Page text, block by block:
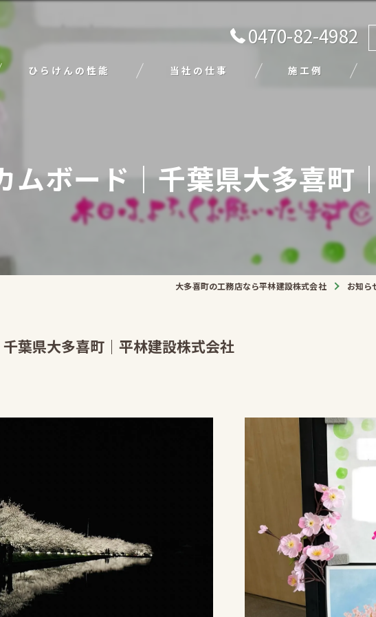
0470-82-4982
ひらけんの性能 当社の仕事
エクステリア
外壁塗装
施工例
ムボード｜千葉県大多喜町
大多喜町の工務店なら平林建設株式会社 お知ら
葉県大多喜町｜平林建設株式会社